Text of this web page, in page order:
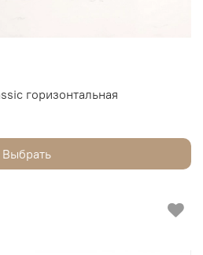
горизонтальная
Выбрать